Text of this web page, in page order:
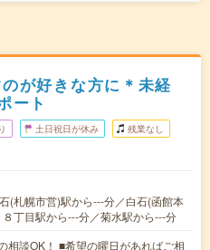
が好きな方に＊未経
ート
土日祝日が休み 残業なし
(札幌市営)駅から---分／白石(函館本
丁目駅から---分／菊水駅から---分
相談OK！ ■希望の曜日があればご相